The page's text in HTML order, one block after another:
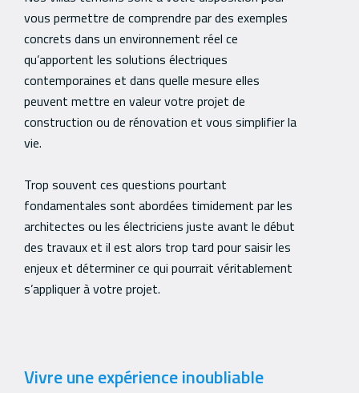
vous permettre de comprendre par des exemples
concrets dans un environnement réel ce
qu’apportent les solutions électriques
contemporaines et dans quelle mesure elles
peuvent mettre en valeur votre projet de
construction ou de rénovation et vous simplifier la
vie.
Trop souvent ces questions pourtant
fondamentales sont abordées timidement par les
architectes ou les électriciens juste avant le début
des travaux et il est alors trop tard pour saisir les
enjeux et déterminer ce qui pourrait véritablement
s’appliquer à votre projet.
Vivre une expérience inoubliable